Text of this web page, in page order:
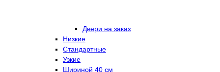
Двери на заказ
Низкие
Стандартные
Узкие
Шириной 40 см